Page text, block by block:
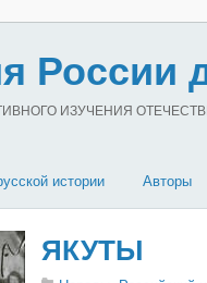
России
ИЗУЧЕНИЯ
истории Авторы
ЯКУТЫ